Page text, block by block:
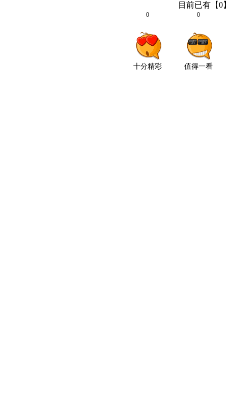
目前已有【0
0
十分精彩
0
值得一看